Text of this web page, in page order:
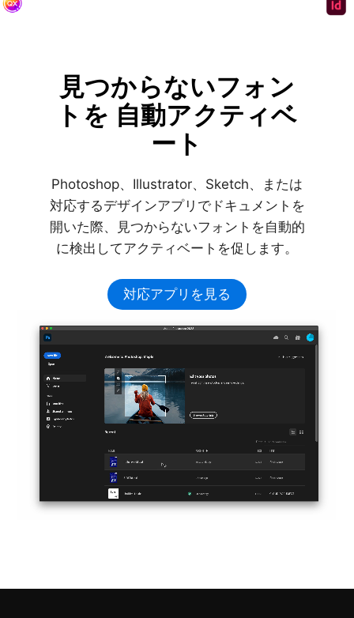
見つからないフォン
トを 自動アクティベ
ート
Photoshop、Illustrator、Sketch、または
対応するデザインアプリでドキュメントを
開いた際、見つからないフォントを自動的
に検出してアクティベートを促します。
対応アプリを見る